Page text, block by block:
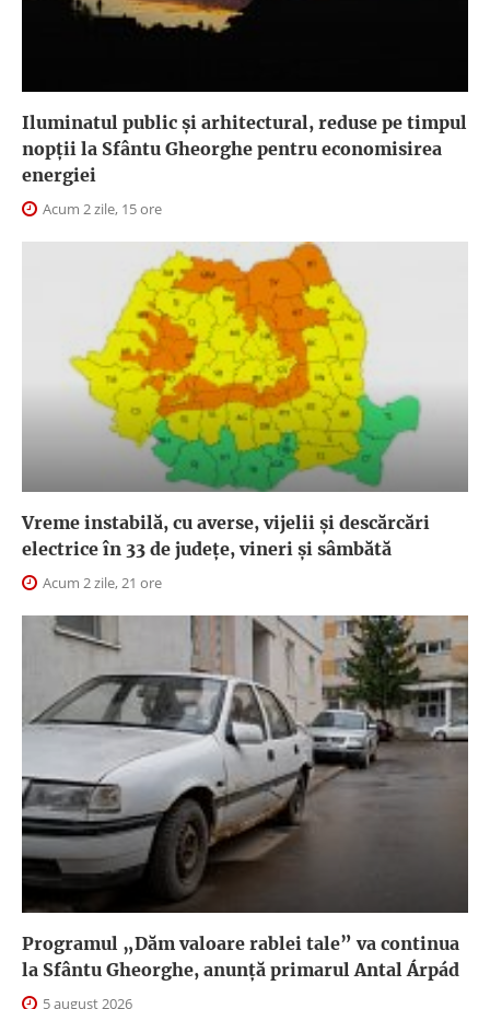
Iluminatul public şi arhitectural, reduse pe timpul
nopţii la Sfântu Gheorghe pentru economisirea
energiei
Acum 2 zile, 15 ore
Vreme instabilă, cu averse, vijelii și descărcări
electrice în 33 de județe, vineri și sâmbătă
Acum 2 zile, 21 ore
Programul „Dăm valoare rablei tale” va continua
la Sfântu Gheorghe, anunţă primarul Antal Árpád
5 august 2026